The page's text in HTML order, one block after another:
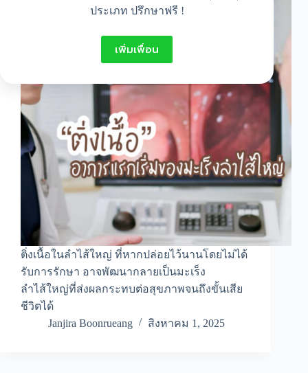
ประเภท ปรึกษาฟรี !
เพิ่มเพื่อน
ติ่งเนื้อในลำไส้ใหญ่ ที่หากปล่อยไว้นานโดยไม่ได้
รับการรักษา อาจพัฒนากลายเป็นมะเร็ง
ลำไส้ใหญ่ที่ส่งผลกระทบต่อสุขภาพจนถึงขั้นเสีย
ชีวิตได้
Janjira Boonrueang
สิงหาคม 1, 2025